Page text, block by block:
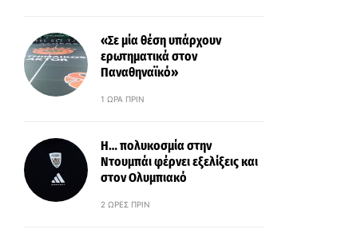
«Σε μία θέση υπάρχουν
ερωτηματικά στον
Παναθηναϊκό»
1 ΏΡΑ ΠΡΙΝ
Η… πολυκοσμία στην
Ντουμπάι φέρνει εξελίξεις και
στον Ολυμπιακό
2 ΏΡΕΣ ΠΡΙΝ